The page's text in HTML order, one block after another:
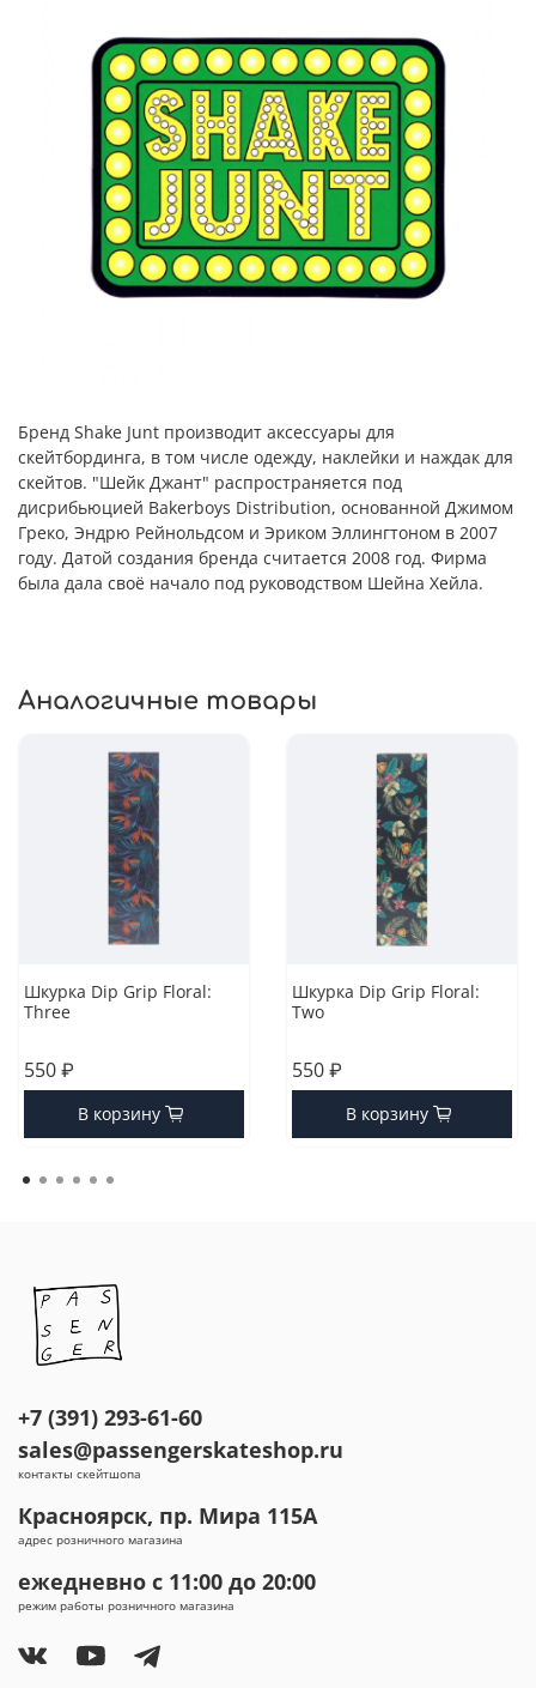
Бренд Shake Junt производит аксессуары для
скейтбординга, в том числе одежду, наклейки и наждак для
скейтов. "Шейк Джант" распространяется под
дисрибьюцией Bakerboys Distribution, основанной Джимом
Греко, Эндрю Рейнольдсом и Эриком Эллингтоном в 2007
году. Датой создания бренда считается 2008 год. Фирма
была дала своё начало под руководством Шейна Хейла.
Аналогичные товары
Шкурка Dip Grip Floral:
Three
550 ₽
В корзину
Шкурка Dip Grip Floral:
Two
550 ₽
В корзину
+7 (391) 293-61-60
sales@passengerskateshop.ru
контакты скейтшопа
Красноярск, пр. Мира 115А
адрес розничного магазина
ежедневно с 11:00 до 20:00
режим работы розничного магазина